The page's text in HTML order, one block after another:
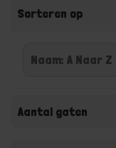
Sorteren op
Aantal gaten